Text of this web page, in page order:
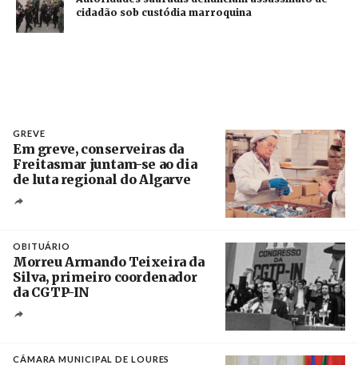
cidadão sob custódia marroquina
GREVE
Em greve, conserveiras da
Freitasmar juntam-se ao dia
de luta regional do Algarve
OBITUÁRIO
Morreu Armando Teixeira da
Silva, primeiro coordenador
da CGTP-IN
CÂMARA MUNICIPAL DE LOURES